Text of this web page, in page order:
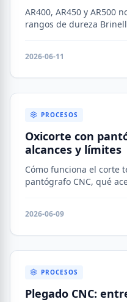
AR400, AR450 y AR500
rangos de dureza
2026-06-11
PROCESOS
Oxicorte con
alcances y límites
Cómo funciona el corte
pantógrafo CNC, qué
2026-06-09
PROCESOS
Plegado CNC: